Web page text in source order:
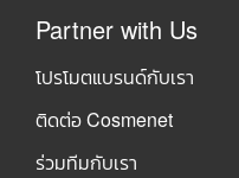
Partner with Us
โปรโมตแบรนด์กับเรา
ติดต่อ Cosmenet
ร่วมทีมกับเรา